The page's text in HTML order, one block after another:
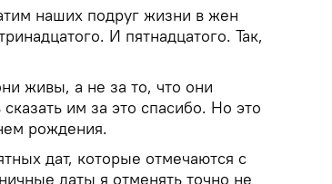
наших подруг жизни в жен
И пятнадцатого. Так,
живы, а не за то, что они
им за это спасибо. Но это
рождения.
дат, которые отмечаются с
даты я отменять точно не